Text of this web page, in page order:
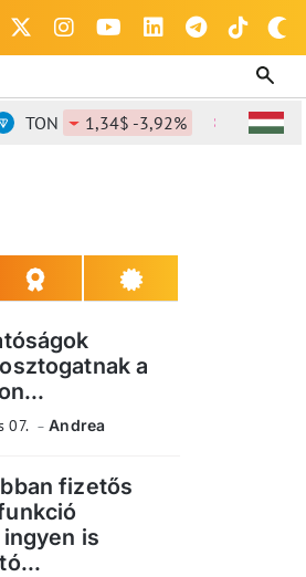
1,34$ -3,92% DOT
a
07. Andrea
fizetős
is